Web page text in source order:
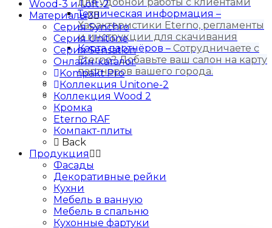
Техническая информация –
Характеристики Eterno, регламенты
и инструкции для скачивания
Карта партнёров – Сотрудничаете с
Eterno? Добавьте ваш салон на карту
партнеров вашего города.
Блог
Контакты
Wood-3 и Loft-2
Материалы
Серия Synchro
Серия Unitone
Серия Sensation
Онлайн-каталог
Kompakt Pro
Коллекция Unitone-2
Коллекция Wood 2
Кромка
Eterno RAF
Компакт-плиты
Back
Продукция
Фасады
Декоративные рейки
Кухни
Мебель в ванную
Мебель в спальню
Кухонные фартуки